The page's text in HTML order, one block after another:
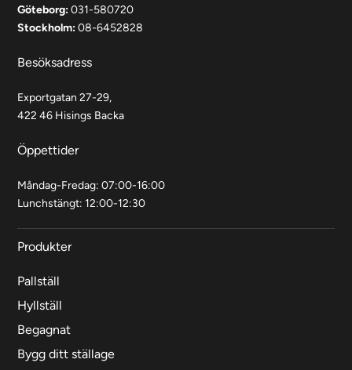
Göteborg:031-580720
Stockholm:08-6452828
Besöksadress
Exportgatan 27-29,
422 46 Hisings Backa
Öppettider
Måndag-Fredag: 07:00-16:00
Lunchstängt: 12:00-12:30
Produkter
Pallställ
Hyllställ
Begagnat
Bygg ditt ställage